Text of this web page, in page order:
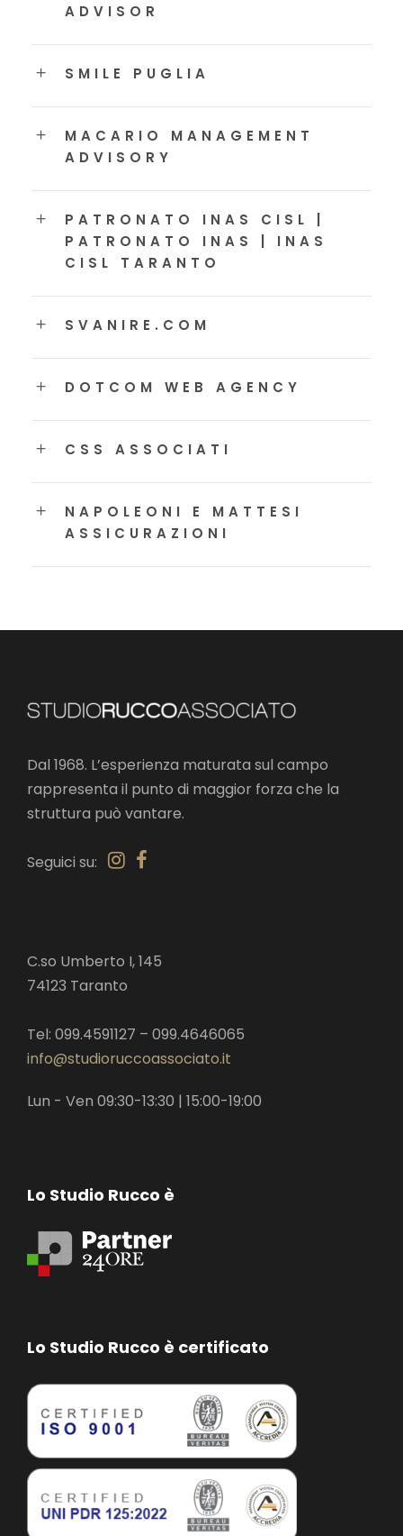
ADVISOR
SMILE PUGLIA
MACARIO MANAGEMENT
ADVISORY
PATRONATO INAS CISL |
PATRONATO INAS | INAS
CISL TARANTO
SVANIRE.COM
DOTCOM WEB AGENCY
CSS ASSOCIATI
NAPOLEONI E MATTESI
ASSICURAZIONI
Dal 1968. L’esperienza maturata sul campo
rappresenta il punto di maggior forza che la
struttura può vantare.
Seguici su:
C.so Umberto I, 145
74123 Taranto
Tel: 099.4591127 – 099.4646065
info@studioruccoassociato.it
Lun - Ven 09:30-13:30 | 15:00-19:00
Lo Studio Rucco è
Lo Studio Rucco è certificato